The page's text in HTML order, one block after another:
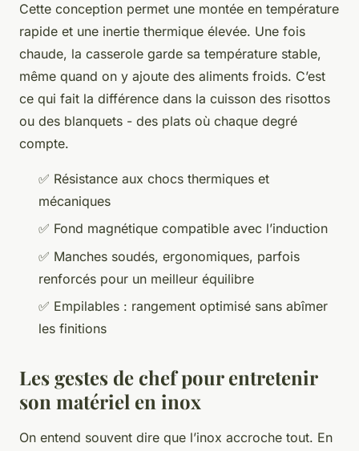
Cette conception permet une montée en température
rapide et une inertie thermique élevée. Une fois
chaude, la casserole garde sa température stable,
même quand on y ajoute des aliments froids. C’est
ce qui fait la différence dans la cuisson des risottos
ou des blanquets - des plats où chaque degré
compte.
✅ Résistance aux chocs thermiques et
mécaniques
✅ Fond magnétique compatible avec l’induction
✅ Manches soudés, ergonomiques, parfois
renforcés pour un meilleur équilibre
✅ Empilables : rangement optimisé sans abîmer
les finitions
Les gestes de chef pour entretenir
son matériel en inox
On entend souvent dire que l’inox accroche tout. En